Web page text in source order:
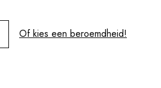
Of kies een beroemdheid!